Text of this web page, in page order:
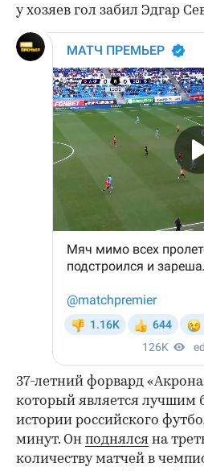
у хозяев гол забил Эдгар
37-летний форвард
который является лучшим
истории российского
минут. Он поднялся на
количеству матчей в